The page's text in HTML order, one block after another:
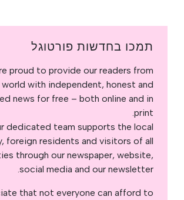
תמכו בחדשות פורטוגל
proud to provide our readers from
with independent, honest and
news for free – both online and in
print.
dedicated team supports the local
foreign residents and visitors of all
through our newspaper, website,
social media and our newsletter.
that not everyone can afford to